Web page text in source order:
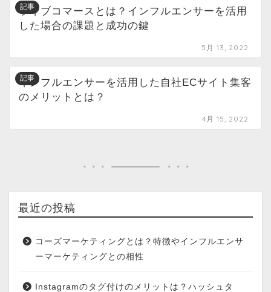
記事
ライブコマースとは？インフルエンサーを活用
した場合の課題と成功の鍵
5月 13, 2022
記事
インフルエンサーを活用した自社ECサイト集客
のメリットとは？
4月 15, 2022
最近の投稿
コーズマーケティングとは？特徴やインフルエンサ
ーマーケティングとの相性
Instagramのタグ付けのメリットは？ハッシュタ